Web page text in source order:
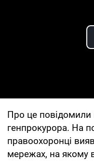
Про це
генпрокурора. На
правоохоронці
мережах, на якому